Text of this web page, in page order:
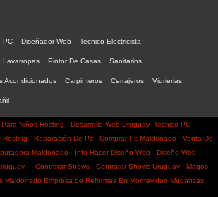
PC Diseñador Web Tecnico Electricista
Lavarropas Pintor De Casas Sanitarios
Acondicionados Carpinteros Cerrajeros Vidrierias
Niños Hosting - Desarrollo Web Uruguay- Tecnico PC
Hosting - Reparación De Pc - Comprar Pc Maldonado - Venta De
Maldonado - Info HacerDiseño Web - Diseño Web
- - Contratar Shows - Contratar Shows Uruguay - Magos
Maldonado Empresa de Reformas En Montevideo Mudanzas